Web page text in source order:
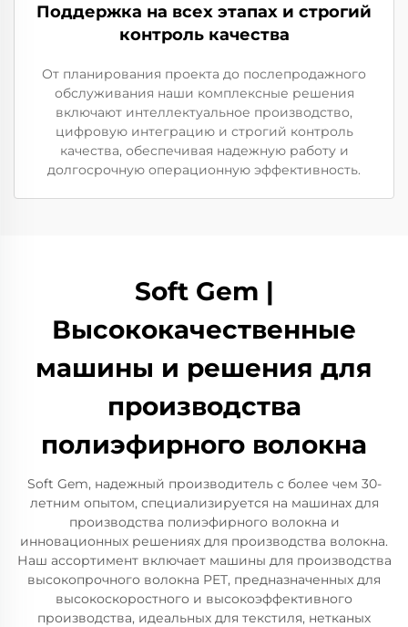
Поддержка на всех этапах и строгий
контроль качества
От планирования проекта до послепродажного
обслуживания наши комплексные решения
включают интеллектуальное производство,
цифровую интеграцию и строгий контроль
качества, обеспечивая надежную работу и
долгосрочную операционную эффективность.
Soft Gem |
Высококачественные
машины и решения для
производства
полиэфирного волокна
Soft Gem, надежный производитель с более чем 30-
летним опытом, специализируется на машинах для
производства полиэфирного волокна и
инновационных решениях для производства волокна.
Наш ассортимент включает машины для производства
высокопрочного волокна PET, предназначенных для
высокоскоростного и высокоэффективного
производства, идеальных для текстиля, нетканых